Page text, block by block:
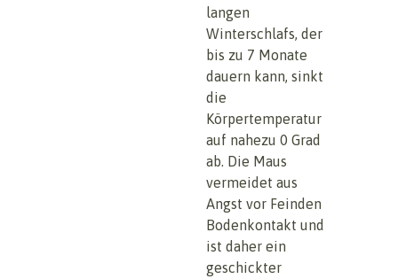
langen
Winterschlafs, der
bis zu 7 Monate
dauern kann, sinkt
die
Körpertemperatur
auf nahezu 0 Grad
ab. Die Maus
vermeidet aus
Angst vor Feinden
Bodenkontakt und
ist daher ein
geschickter